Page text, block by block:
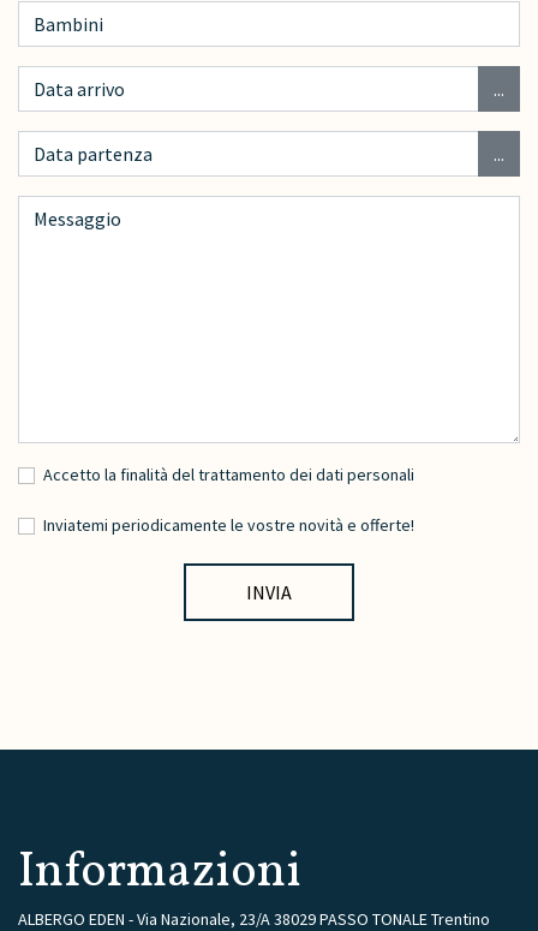
...
...
Accetto la finalità del trattamento dei dati personali
Inviatemi periodicamente le vostre novità e offerte!
Informazioni
ALBERGO EDEN - Via Nazionale, 23/A 38029 PASSO TONALE Trentino